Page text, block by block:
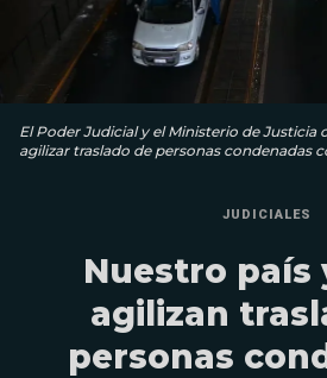
El Poder Judicial y el Ministerio de Justicia
agilizar traslado de personas condenadas
JUDICIALES
Nuestro país
agilizan
personas